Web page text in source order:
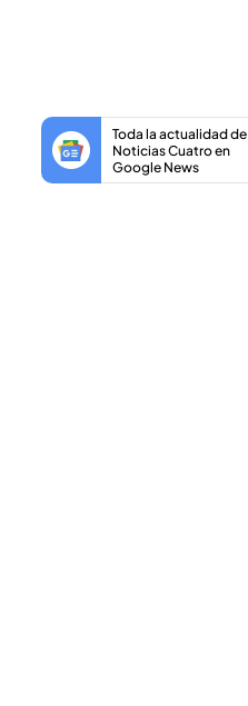
Toda la actualidad de
Noticias Cuatro en
Google News